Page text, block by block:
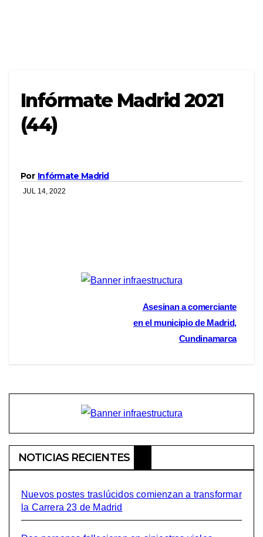
Infórmate Madrid 2021
(44)
Por Infórmate Madrid
JUL 14, 2022
Asesinan a comerciante
en el municipio de Madrid,
Cundinamarca
NOTICIAS RECIENTES
Nuevos postes traslúcidos comienzan a transformar
la Carrera 23 de Madrid